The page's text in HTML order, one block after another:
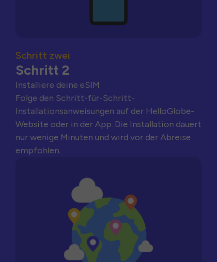
Schritt zwei
Schritt 2
Installiere deine eSIM
Folge den Schritt-für-Schritt-
Installationsanweisungen auf der HelloGlobe-
Website oder in der App. Die Installation dauert
nur wenige Minuten und wird vor der Abreise
empfohlen.